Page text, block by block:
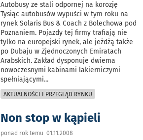
Autobusy ze stali odpornej na korozję
Tysiąc autobusów wypuści w tym roku na
rynek Solaris Bus & Coach z Bolechowa pod
Poznaniem. Pojazdy tej firmy trafiają nie
tylko na europejski rynek, ale jeżdżą także
po Dubaju w Zjednoczonych Emiratach
Arabskich. Zakład dysponuje dwiema
nowoczesnymi kabinami lakierniczymi
spełniającymi...
AKTUALNOŚCI I PRZEGLĄD RYNKU
Non stop w kąpieli
ponad rok temu 01.11.2008